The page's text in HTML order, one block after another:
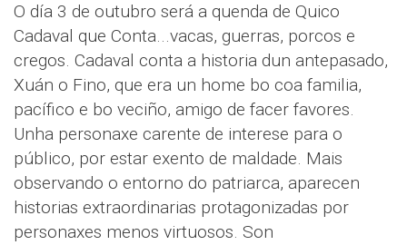
O día 3 de outubro será a quenda de Quico
Cadaval que Conta...vacas, guerras, porcos e
cregos. Cadaval conta a historia dun antepasado,
Xuán o Fino, que era un home bo coa familia,
pacífico e bo veciño, amigo de facer favores.
Unha personaxe carente de interese para o
público, por estar exento de maldade. Mais
observando o entorno do patriarca, aparecen
historias extraordinarias protagonizadas por
personaxes menos virtuosos. Son